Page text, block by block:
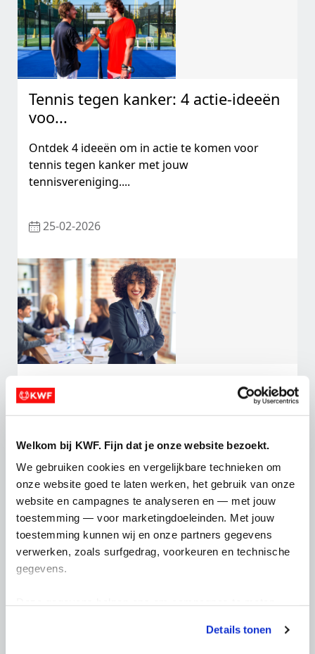
Welkom bij KWF. Fijn dat je onze website bezoekt.
We gebruiken cookies en vergelijkbare technieken om
onze website goed te laten werken, het gebruik van onze
website en campagnes te analyseren en — met jouw
toestemming — voor marketingdoeleinden. Met jouw
toestemming kunnen wij en onze partners gegevens
verwerken, zoals surfgedrag, voorkeuren en technische
gegevens.
tonen. Je kunt je toestemming op elk moment wijzigen of
Details tonen
Tennis tegen kanker: 4 actie-ideeën
voo...
Ontdek 4 ideeën om in actie te komen voor
tennis tegen kanker met jouw
tennisvereniging....
25-02-2026
Waarom bedrijven
maatschappelijke impact...
betrokkenheid steeds belangrijker wordt voor
bedrijven en hoe jíj daarin een verschil kunt
maken....
06-08-2025